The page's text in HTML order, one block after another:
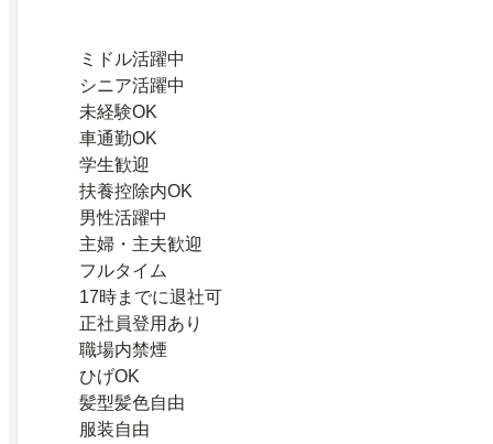
ミドル活躍中
シニア活躍中
未経験OK
車通勤OK
学生歓迎
扶養控除内OK
男性活躍中
主婦・主夫歓迎
フルタイム
17時までに退社可
正社員登用あり
職場内禁煙
ひげOK
髪型髪色自由
服装自由